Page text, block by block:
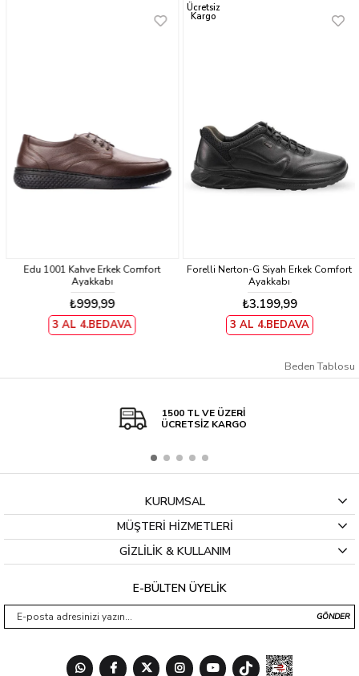
Edu 1001 Kahve Erkek Comfort
Ayakkabı
₺999,99
3 AL 4.BEDAVA
Forelli Nerton-G Siyah Erkek Comfort
Ayakkabı
₺3.199,99
3 AL 4.BEDAVA
Ücretsiz
Kargo
Beden Tablosu
1500 TL VE ÜZERİ
ÜCRETSİZ KARGO
KURUMSAL
MÜŞTERİ HİZMETLERİ
GİZLİLİK & KULLANIM
E-BÜLTEN ÜYELİK
GÖNDER